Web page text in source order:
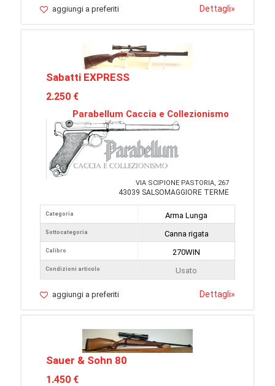
aggiungi a preferiti Dettagli»
Sabatti EXPRESS
2.250 €
Parabellum Caccia e Collezionismo
VIA SCIPIONE PASTORIA, 267
43039 SALSOMAGGIORE TERME
Categoria
Sottocategoria
Calibro
Condizioni articolo
Arma Lunga
Canna rigata
270WIN
Usato
aggiungi a preferiti Dettagli»
Sauer & Sohn 80
1.450 €